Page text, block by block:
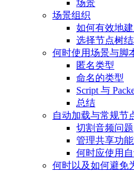
场景
场景组织
如何有效地
选择节点树
何时使用场景与脚
匿名类型
命名的类型
Script 与
总结
自动加载与常规节
切割音频问题
管理共享功
何时应使用
何时以及如何避免